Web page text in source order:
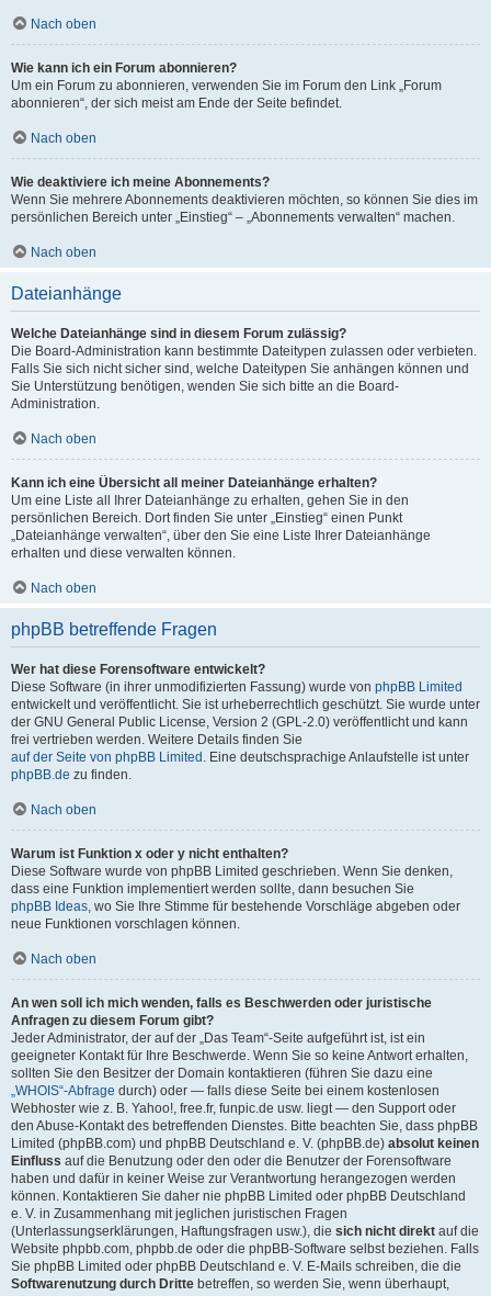
Nach oben
Wie kann ich ein Forum abonnieren?
Um ein Forum zu abonnieren, verwenden Sie im Forum den Link „Forum
abonnieren“, der sich meist am Ende der Seite befindet.
Nach oben
Wie deaktiviere ich meine Abonnements?
Wenn Sie mehrere Abonnements deaktivieren möchten, so können Sie dies im
persönlichen Bereich unter „Einstieg“ – „Abonnements verwalten“ machen.
Nach oben
Dateianhänge
Welche Dateianhänge sind in diesem Forum zulässig?
Die Board-Administration kann bestimmte Dateitypen zulassen oder verbieten.
Falls Sie sich nicht sicher sind, welche Dateitypen Sie anhängen können und
Sie Unterstützung benötigen, wenden Sie sich bitte an die Board-
Administration.
Nach oben
Kann ich eine Übersicht all meiner Dateianhänge erhalten?
Um eine Liste all Ihrer Dateianhänge zu erhalten, gehen Sie in den
persönlichen Bereich. Dort finden Sie unter „Einstieg“ einen Punkt
„Dateianhänge verwalten“, über den Sie eine Liste Ihrer Dateianhänge
erhalten und diese verwalten können.
Nach oben
phpBB betreffende Fragen
Wer hat diese Forensoftware entwickelt?
Diese Software (in ihrer unmodifizierten Fassung) wurde von phpBB Limited
entwickelt und veröffentlicht. Sie ist urheberrechtlich geschützt. Sie wurde unter
der GNU General Public License, Version 2 (GPL-2.0) veröffentlicht und kann
frei vertrieben werden. Weitere Details finden Sie
auf der Seite von phpBB Limited . Eine deutschsprachige Anlaufstelle ist unter
phpBB.de zu finden.
Nach oben
Warum ist Funktion x oder y nicht enthalten?
Diese Software wurde von phpBB Limited geschrieben. Wenn Sie denken,
dass eine Funktion implementiert werden sollte, dann besuchen Sie
phpBB Ideas, wo Sie Ihre Stimme für bestehende Vorschläge abgeben oder
neue Funktionen vorschlagen können.
Nach oben
An wen soll ich mich wenden, falls es Beschwerden oder juristische
Anfragen zu diesem Forum gibt?
Jeder Administrator, der auf der „Das Team“-Seite aufgeführt ist, ist ein
geeigneter Kontakt für Ihre Beschwerde. Wenn Sie so keine Antwort erhalten,
sollten Sie den Besitzer der Domain kontaktieren (führen Sie dazu eine
„WHOIS“-Abfrage durch) oder — falls diese Seite bei einem kostenlosen
Webhoster wie z. B. Yahoo!, free.fr, funpic.de usw. liegt — den Support oder
den Abuse-Kontakt des betreffenden Dienstes. Bitte beachten Sie, dass phpBB
Limited (phpBB.com) und phpBB Deutschland e. V. (phpBB.de) absolut keinen
Einfluss auf die Benutzung oder den oder die Benutzer der Forensoftware
haben und dafür in keiner Weise zur Verantwortung herangezogen werden
können. Kontaktieren Sie daher nie phpBB Limited oder phpBB Deutschland
e. V. in Zusammenhang mit jeglichen juristischen Fragen
(Unterlassungserklärungen, Haftungsfragen usw.), die sich nicht direkt auf die
Website phpbb.com, phpbb.de oder die phpBB-Software selbst beziehen. Falls
Sie phpBB Limited oder phpBB Deutschland e. V. E-Mails schreiben, die die
Softwarenutzung durch Dritte betreffen, so werden Sie, wenn überhaupt,